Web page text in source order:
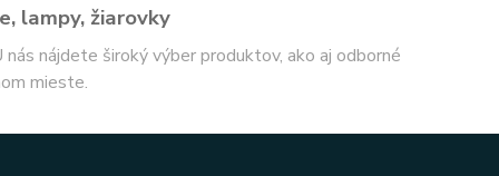
lampy, žiarovky
nájdete široký výber produktov, ako aj odborné
mieste.